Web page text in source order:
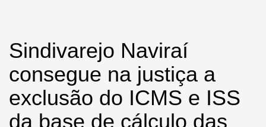
Sindivarejo Naviraí
consegue na justiça a
exclusão do ICMS e ISS
da base de cálculo das